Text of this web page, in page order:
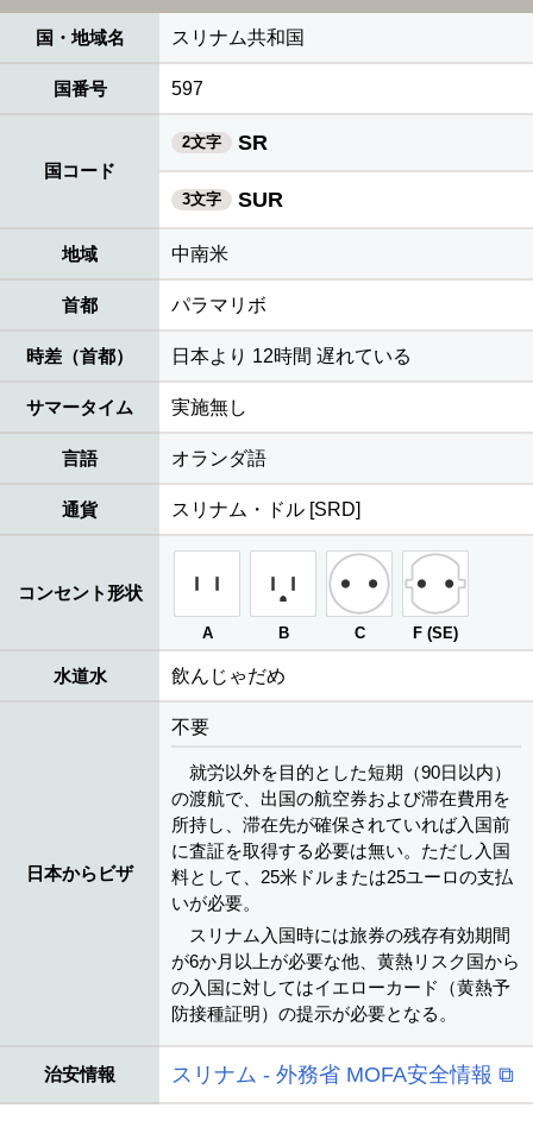
国・地域名 スリナム共和国
国番号 597
国コード
2文字 SR
3文字 SUR
地域 中南米
首都 パラマリボ
時差（首都） 日本より 12時間 遅れている
サマータイム 実施無し
言語 オランダ語
通貨 スリナム・ドル [SRD]
コンセント形状
A B C F (SE)
水道水 飲んじゃだめ
日本からビザ
不要
就労以外を目的とした短期（90日以内）
の渡航で、出国の航空券および滞在費用を
所持し、滞在先が確保されていれば入国前
に査証を取得する必要は無い。ただし入国
料として、25米ドルまたは25ユーロの支払
いが必要。
スリナム入国時には旅券の残存有効期間
が6か月以上が必要な他、黄熱リスク国から
の入国に対してはイエローカード（黄熱予
防接種証明）の提示が必要となる。
治安情報 スリナム - 外務省 MOFA安全情報 ⧉